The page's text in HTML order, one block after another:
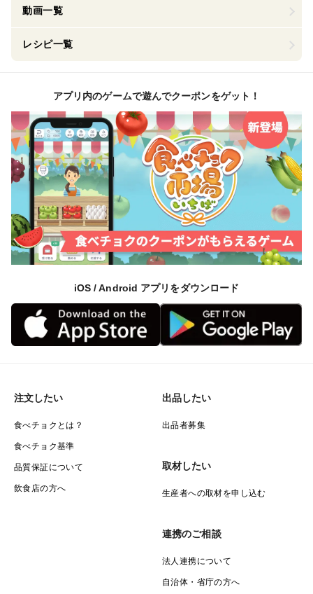
動画一覧
レシピ一覧
アプリ内のゲームで遊んでクーポンをゲット！
iOS / Android アプリをダウンロード
注文したい
食べチョクとは？
食べチョク基準
品質保証について
飲食店の方へ
出品したい
出品者募集
取材したい
生産者への取材を申し込む
連携のご相談
法人連携について
自治体・省庁の方へ